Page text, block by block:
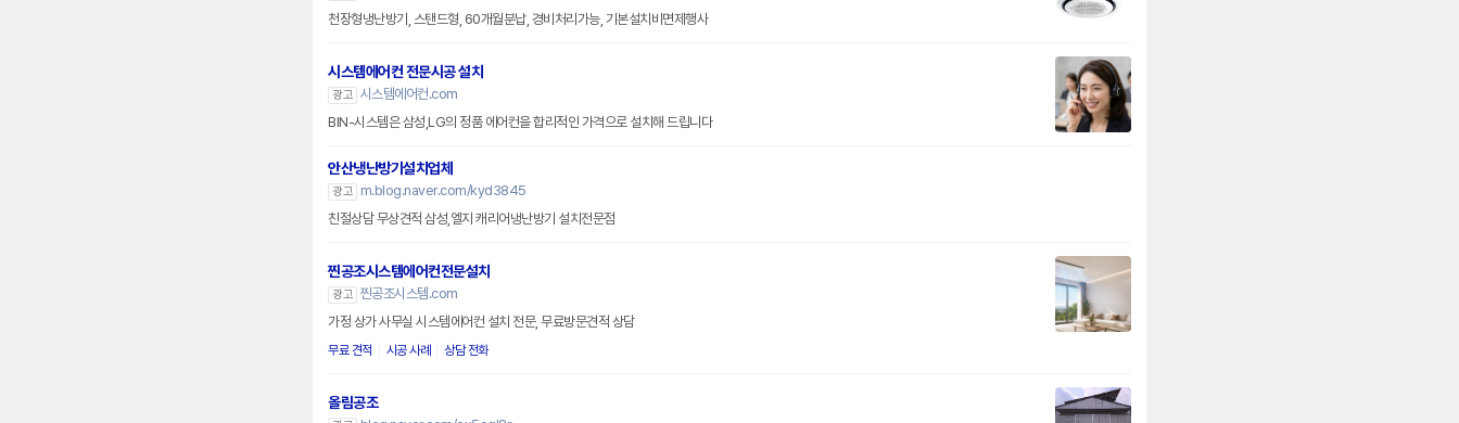
천장형냉난방기, 스탠드형, 60개월분납, 경비처리가능, 기본설치비면제행사
시스템에어컨 전문시공 설치
광고 시스템에어컨.com
BIN-시스템은 삼성,LG의 정품 에어컨을 합리적인 가격으로 설치해 드립니다
안산냉난방기설치업체
광고
m.blog.naver.com/kyd3845
친절상담 무상견적 삼성,엘지 캐리어냉난방기 설치전문점
찐공조시스템에어컨전문설치
광고 찐공조시스템.com
가정 상가 사무실 시스템에어컨 설치 전문, 무료방문견적 상담
무료 견적 시공 사례 상담 전화
올림공조